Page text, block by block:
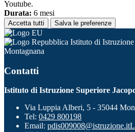
Youtube.
Durata: 6 mesi
Accetta tutti Salva le preferenze
Istituto di
Montagnana
Contatti
Istituto di Istruzione Superiore
Via Luppia Alberi, 5 - 35044
Tel: 0429 800198
Email: pdis009008@istruzione.it